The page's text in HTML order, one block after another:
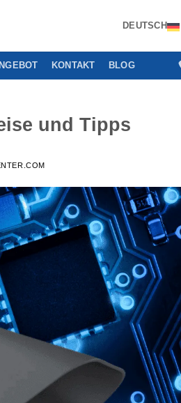
DEUTSCH
KONTAKT BLOG
und Tipps